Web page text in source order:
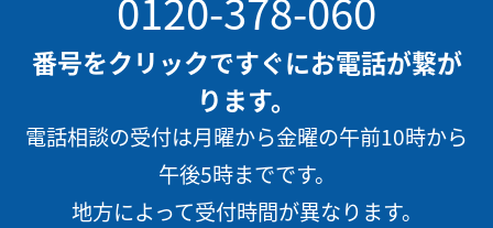
番号をクリックですぐにお電話が繋が
ります。
電話相談の受付は月曜から金曜の午前10時から
午後5時までです。
地方によって受付時間が異なります。